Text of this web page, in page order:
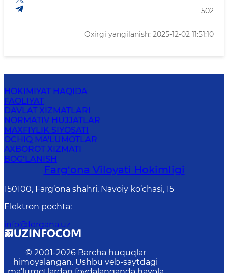
502
Oxirgi yangilanish: 2025-12-02 11:51:10
HOKIMIYAT HAQIDA
FAOLIYAT
DAVLAT XIZMATLARI
NORMATIV HUJJATLAR
MAXFIYLIK SIYOSATI
OCHIQ MA'LUMOTLAR
AXBOROT XIZMATI
BOG‘LANISH
Farg‘оnа Vilоyati Hоkimligi
150100, Fаrg‘оnа shаhri, Nаvоiy ko‘chаsi, 15
Elektron pochta:
info@fergana.uz
© 2001-2026 Barcha huquqlar
himoyalangan. Ushbu veb-saytdagi